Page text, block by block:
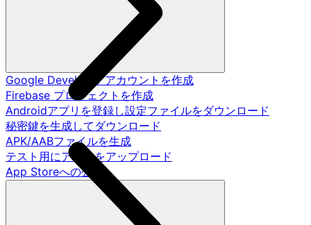
Google Developer アカウントを作成
Firebase プロジェクトを作成
Androidアプリを登録し設定ファイルをダウンロード
秘密鍵を生成してダウンロード
APK/AABファイルを生成
テスト用にアプリをアップロード
App Storeへの公開